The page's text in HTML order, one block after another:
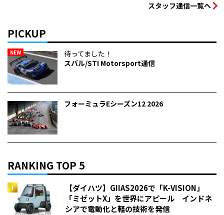
スタッフ通信一覧へ
PICKUP
NEW
待ってました！
スバル/STI Motorsport通信
フォーミュラEシーズン12 2026
RANKING TOP 5
【ダイハツ】GIIAS2026で「K-VISION」
「ミゼットX」を世界にアピール インドネ
シアで電動化と軽の技術を発信